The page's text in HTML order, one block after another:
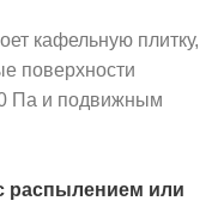
кафельную плитку,
поверхности
Па и подвижным
распылением или